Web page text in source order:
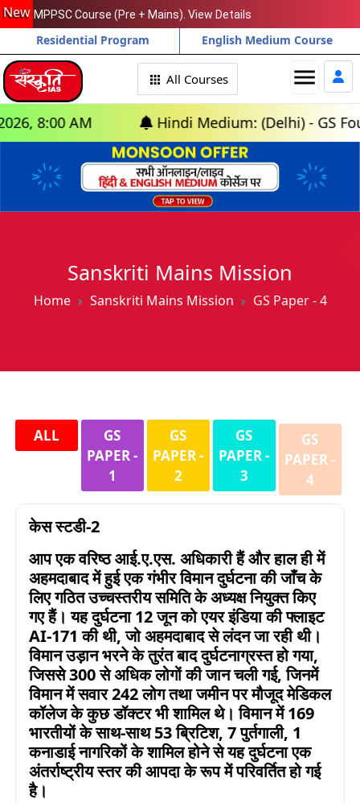
New MPPSC Course (Pre + Mains). View Details
Residential Program English Medium Course
menu
All Courses
Hindi Medium: (Delhi) - GS Foundation
Sanskriti Mains Mission
Home Sanskriti Mains Mission GS Paper - 4
ALL
GS
PAPER -
1
GS
PAPER -
2
GS
PAPER -
3
GS
PAPER -
4
केस स्टडी-2
आप एक वरिष्ठ आई.ए.एस. अधिकारी हैं और हाल ही में
अहमदाबाद में हुई एक गंभीर विमान दुर्घटना की जाँच के
लिए गठित उच्चस्तरीयसमिति के अध्यक्ष नियुक्त किए
गए हैं। यह दुर्घटना12जून को एयर इंडिया की फ्लाइट
AI-171 की थी,जो अहमदाबाद से लंदन जा रही थी।
विमान उड़ान भरने के तुरंत बाद दुर्घटनाग्रस्त हो गया,
जिससे300से अधिक लोगों की जान चली गई,जिनमें
विमान में सवार242लोग तथा जमीन पर मौजूद मेडिकल
कॉलेज के कुछ डॉक्टर भी शामिल थे। विमान में169
भारतीयों के साथ-साथ53ब्रिटिश, 7पुर्तगाली, 1
कनाडाई नागरिकों के शामिल होने से यह दुर्घटना एक
अंतर्राष्ट्रीय स्तर की आपदा के रूप में परिवर्तित हो गई
है।